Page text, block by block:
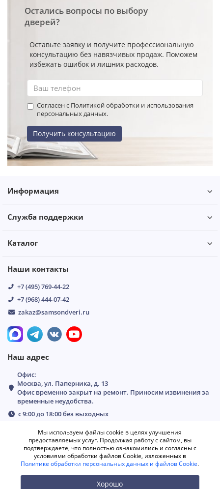
Остались вопросы по выбору
дверей?
Оставьте заявку и получите профессиональную
консультацию без навязчивых продаж. Поможем
избежать ошибок и лишних расходов.
Согласен с Политикой обработки и использования
персональных данных.
Получить консультацию
Информация
Служба поддержки
Каталог
Наши контакты
+7 (495) 769-44-22
+7 (968) 444-07-42
zakaz@samsondveri.ru
Наш адрес
Офис:
Москва, ул. Паперника, д. 13
Офис временно закрыт на ремонт. Приносим извинения за
временные неудобства.
с 9:00 до 18:00 без выходных
Мы используем файлы cookie в целях улучшения
предоставляемых услуг. Продолжая работу с сайтом, вы
подтверждаете, что полностью ознакомились и согласны с
условиями обработки файлов Cookie, изложенных в
Политике обработки персональных данных и файлов Cookie.
Хорошо